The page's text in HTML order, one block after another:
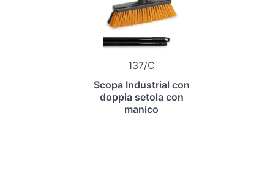
137/C
Scopa Industrial con
doppia setola con
manico